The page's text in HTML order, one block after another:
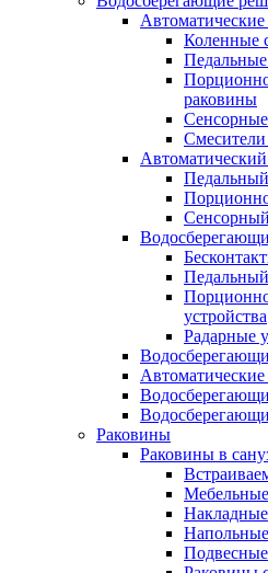
Коленные
раковины
Смесители
устройства
Радарные
Раковины
Раковины в